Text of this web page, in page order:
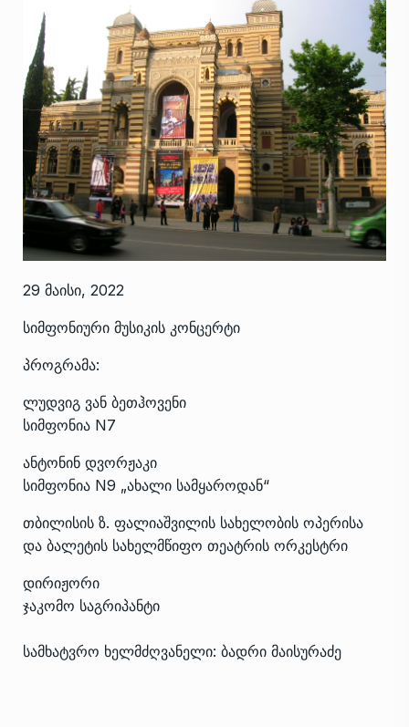
29 მაისი, 2022
სიმფონიური მუსიკის კონცერტი
პროგრამა:
ლუდვიგ ვან ბეთჰოვენი
სიმფონია N7
ანტონინ დვორჟაკი
სიმფონია N9 „ახალი სამყაროდან“
თბილისის ზ. ფალიაშვილის სახელობის ოპერისა
და ბალეტის სახელმწიფო თეატრის ორკესტრი
დირიჟორი
ჯაკომო საგრიპანტი
სამხატვრო ხელმძღვანელი: ბადრი მაისურაძე